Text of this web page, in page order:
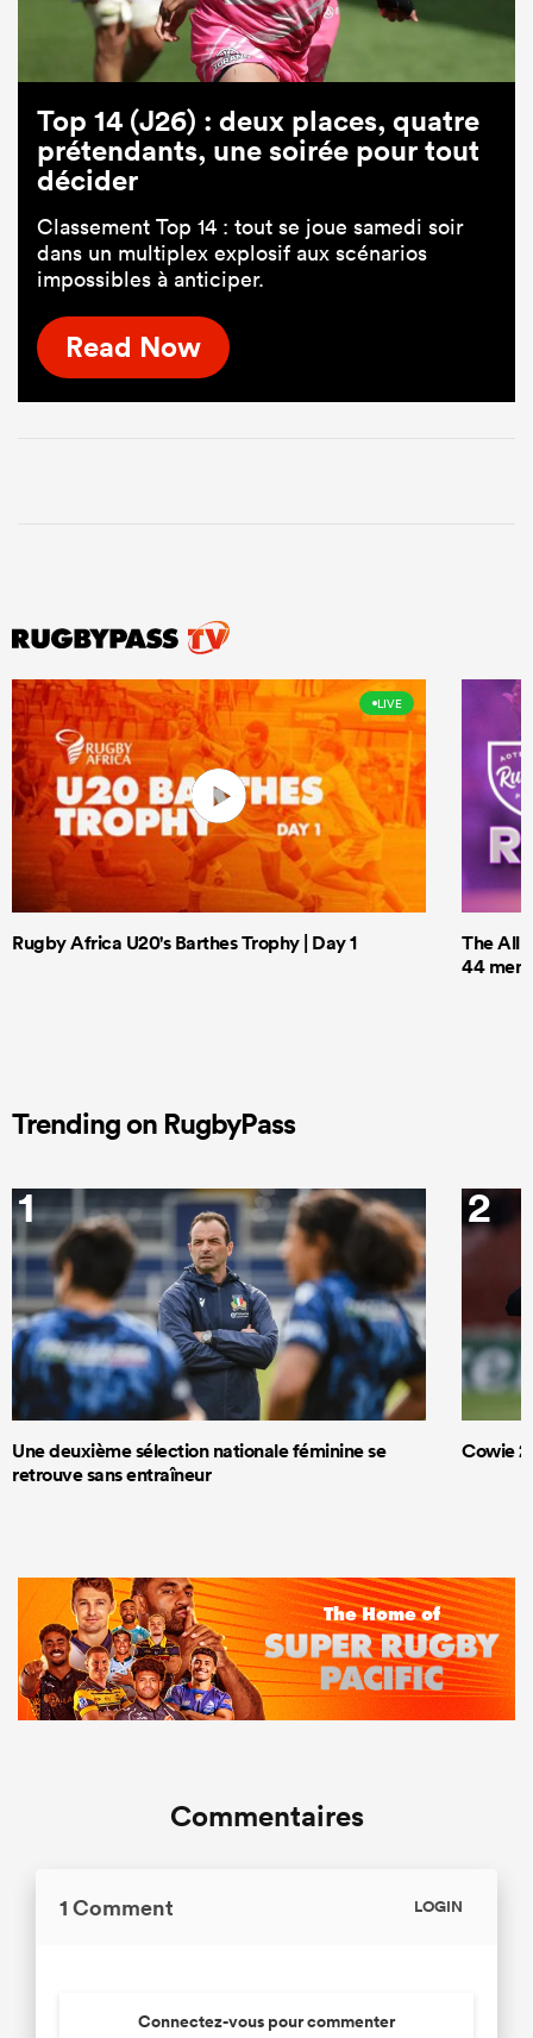
Top 14 (J26) : deux places, quatre
prétendants, une soirée pour tout
décider
Classement Top 14 : tout se joue samedi soir
dans un multiplex explosif aux scénarios
impossibles à anticiper.
Read Now
LIVE
Rugby Africa U20's Barthes Trophy | Day 1
The All
44 men
Trending on RugbyPass
1
Une deuxième sélection nationale féminine se
retrouve sans entraîneur
2
Cowie
Commentaires
1 Comment LOGIN
Connectez-vous pour commenter